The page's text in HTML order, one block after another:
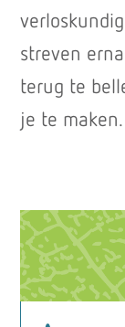
streven
terug te
je te maken.